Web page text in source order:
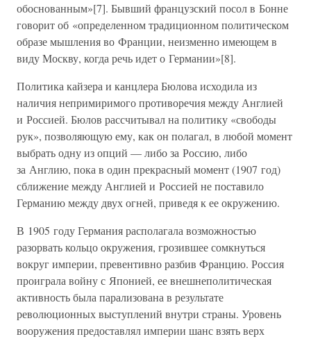
обоснованным»[7]. Бывший французский посол в Бонне
говорит об «определенном традиционном политическом
образе мышления во Франции, неизменно имеющем в
виду Москву, когда речь идет о Германии»[8].
Политика кайзера и канцлера Бюлова исходила из
наличия непримиримого противоречия между Англией
и Россией. Бюлов рассчитывал на политику «свободы
рук», позволяющую ему, как он полагал, в любой момент
выбрать одну из опций — либо за Россию, либо
за Англию, пока в один прекрасный момент (1907 год)
сближение между Англией и Россией не поставило
Германию между двух огней, приведя к ее окружению.
В 1905 году Германия располагала возможностью
разорвать кольцо окружения, грозившее сомкнуться
вокруг империи, превентивно разбив Францию. Россия
проиграла войну с Японией, ее внешнеполитическая
активность была парализована в результате
революционных выступлений внутри страны. Уровень
вооружения предоставлял империи шанс взять верх